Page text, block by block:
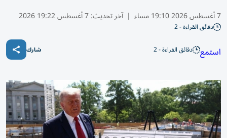
7 أغسطس 2026 19:10 مساء | آخر تحديث:7 أغسطس 19:22 2026
دقائق القراءة - 2
استمع دقائق القراءة - 2 شارك